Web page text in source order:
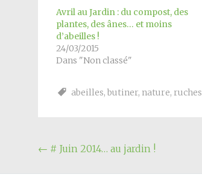
Avril au Jardin : du compost, des
plantes, des ânes… et moins
d’abeilles !
24/03/2015
Dans "Non classé"
abeilles, butiner, nature, ruches
Navigation
de
← # Juin 2014… au jardin !